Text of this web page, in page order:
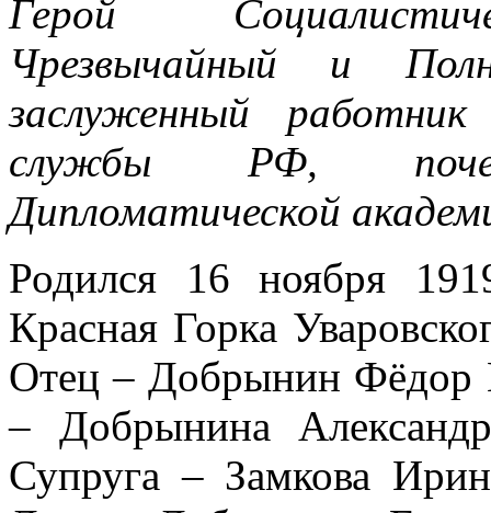
Герой
Чрезвычайный и
заслуженный работник
службы РФ,
Дипломатической
Родился 16 ноября
Красная Горка
Отец – Добрынин Фёдор
– Добрынина
Супруга – Замкова